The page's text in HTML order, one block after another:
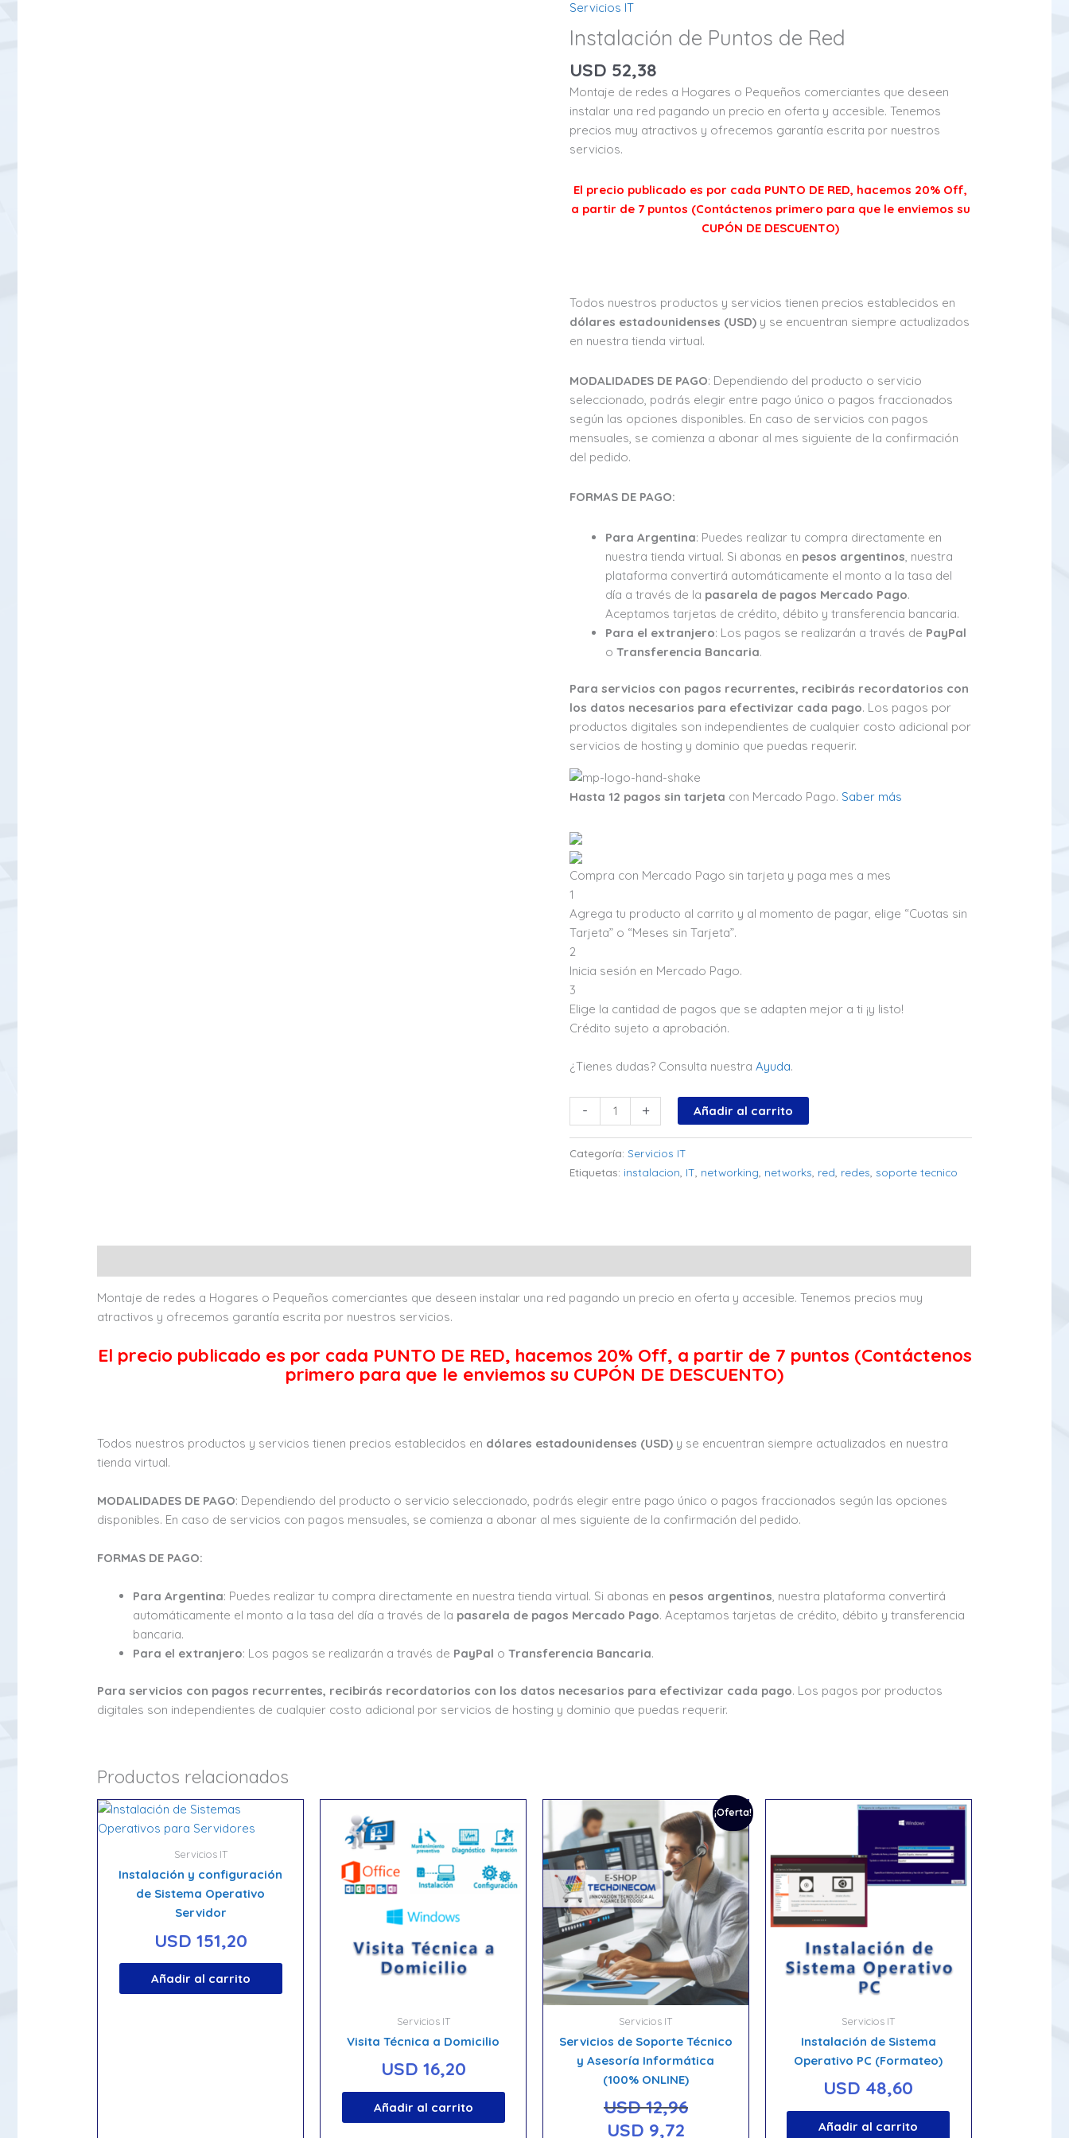
Servicios IT
Instalación de Puntos de Red
USD 52,38
Montaje de redes a Hogares o Pequeños comerciantes que deseen
instalar una red pagando un precio en oferta y accesible. Tenemos
precios muy atractivos y ofrecemos garantía escrita por nuestros
servicios.
El precio publicado es por cada PUNTO DE RED, hacemos 20% Off,
a partir de 7 puntos (Contáctenos primero para que le enviemos su
CUPÓN DE DESCUENTO)
Todos nuestros productos y servicios tienen precios establecidos en
dólares estadounidenses (USD) y se encuentran siempre actualizados
en nuestra tienda virtual.
MODALIDADES DE PAGO: Dependiendo del producto o servicio
seleccionado, podrás elegir entre pago único o pagos fraccionados
según las opciones disponibles. En caso de servicios con pagos
mensuales, se comienza a abonar al mes siguiente de la confirmación
del pedido.
FORMAS DE PAGO:
Para Argentina: Puedes realizar tu compra directamente en
nuestra tienda virtual. Si abonas en pesos argentinos , nuestra
plataforma convertirá automáticamente el monto a la tasa del
día a través de la pasarela de pagos Mercado Pago.
Aceptamos tarjetas de crédito, débito y transferencia bancaria.
Para el extranjero: Los pagos se realizarán a través de PayPal
o Transferencia Bancaria.
Para servicios con pagos recurrentes, recibirás recordatorios con
los datos necesarios para efectivizar cada pago. Los pagos por
productos digitales son independientes de cualquier costo adicional por
servicios de hosting y dominio que puedas requerir.
Hasta 12 pagos sin tarjeta con Mercado Pago. Saber más
Compra con Mercado Pago sin tarjeta y paga mes a mes
1
Agrega tu producto al carrito y al momento de pagar, elige “Cuotas sin
Tarjeta” o “Meses sin Tarjeta”.
2
Inicia sesión en Mercado Pago.
3
Elige la cantidad de pagos que se adapten mejor a ti ¡y listo!
Crédito sujeto a aprobación.
¿Tienes dudas? Consulta nuestra Ayuda.
-
Instalación
de
Puntos
de
Red
+ Añadir al carrito
Categoría: Servicios IT
Etiquetas: instalacion IT networking networks red redes soporte tecnico
Montaje de redes a Hogares o Pequeños comerciantes que deseen instalar una red pagando un precio en oferta y accesible. Tenemos precios muy
atractivos y ofrecemos garantía escrita por nuestros servicios.
El precio publicado es por cada PUNTO DE RED, hacemos 20% Off, a partir de 7 puntos (Contáctenos
primero para que le enviemos su CUPÓN DE DESCUENTO)
Todos nuestros productos y servicios tienen precios establecidos en dólares estadounidenses (USD) y se encuentran siempre actualizados en nuestra
tienda virtual.
MODALIDADES DE PAGO: Dependiendo del producto o servicio seleccionado, podrás elegir entre pago único o pagos fraccionados según las opciones
disponibles. En caso de servicios con pagos mensuales, se comienza a abonar al mes siguiente de la confirmación del pedido.
FORMAS DE PAGO:
Para Argentina: Puedes realizar tu compra directamente en nuestra tienda virtual. Si abonas en pesos argentinos, nuestra plataforma convertirá
automáticamente el monto a la tasa del día a través de la pasarela de pagos Mercado Pago. Aceptamos tarjetas de crédito, débito y transferencia
bancaria.
Para el extranjero: Los pagos se realizarán a través de PayPal oTransferencia Bancaria.
Para servicios con pagos recurrentes, recibirás recordatorios con los datos necesarios para efectivizar cada pago. Los pagos por productos
digitales son independientes de cualquier costo adicional por servicios de hosting y dominio que puedas requerir.
Productos relacionados
Servicios IT
Instalación y configuración
de Sistema Operativo
Servidor
USD 151,20
Añadir al carrito
Servicios IT
Visita Técnica a Domicilio
USD 16,20
Añadir al carrito
¡Oferta!
Servicios IT
Servicios de Soporte Técnico
y Asesoría Informática
(100% ONLINE)
USD12,96
ElUSD 9,72El
Servicios IT
Instalación de Sistema
Operativo PC (Formateo)
USD 48,60
Añadir al carrito